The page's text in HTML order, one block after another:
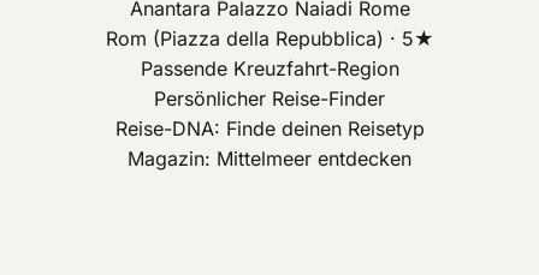
Anantara Palazzo Naiadi Rome
Rom (Piazza della Repubblica) · 5★
Passende Kreuzfahrt-Region
Persönlicher Reise-Finder
Reise-DNA: Finde deinen Reisetyp
Magazin: Mittelmeer entdecken